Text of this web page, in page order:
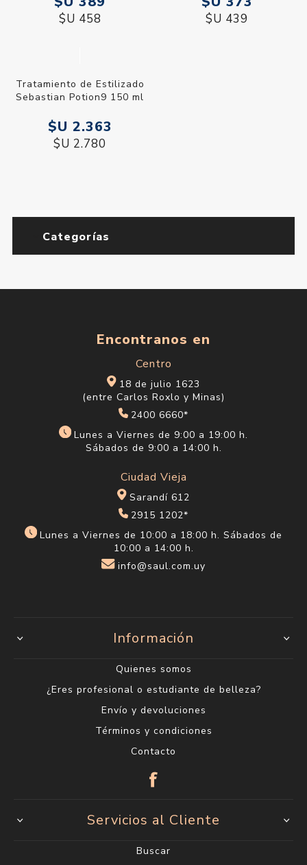
$U 389 $U 373
Tratamiento de Estilizado
$U 2.363
Encontranos en
Centro
18 de julio 1623
(entre Carlos Roxlo y Minas)
2400 6660*
Lunes a Viernes de 9:00 a 19:00 h.
Sábados de 9:00 a 14:00 h.
Ciudad Vieja
Sarandí 612
2915 1202*
Lunes a Viernes de 10:00 a 18:00 h. Sábados de
Información
Quienes somos
¿Eres profesional o estudiante de belleza?
Envío y devoluciones
Contacto
Servicios al Cliente